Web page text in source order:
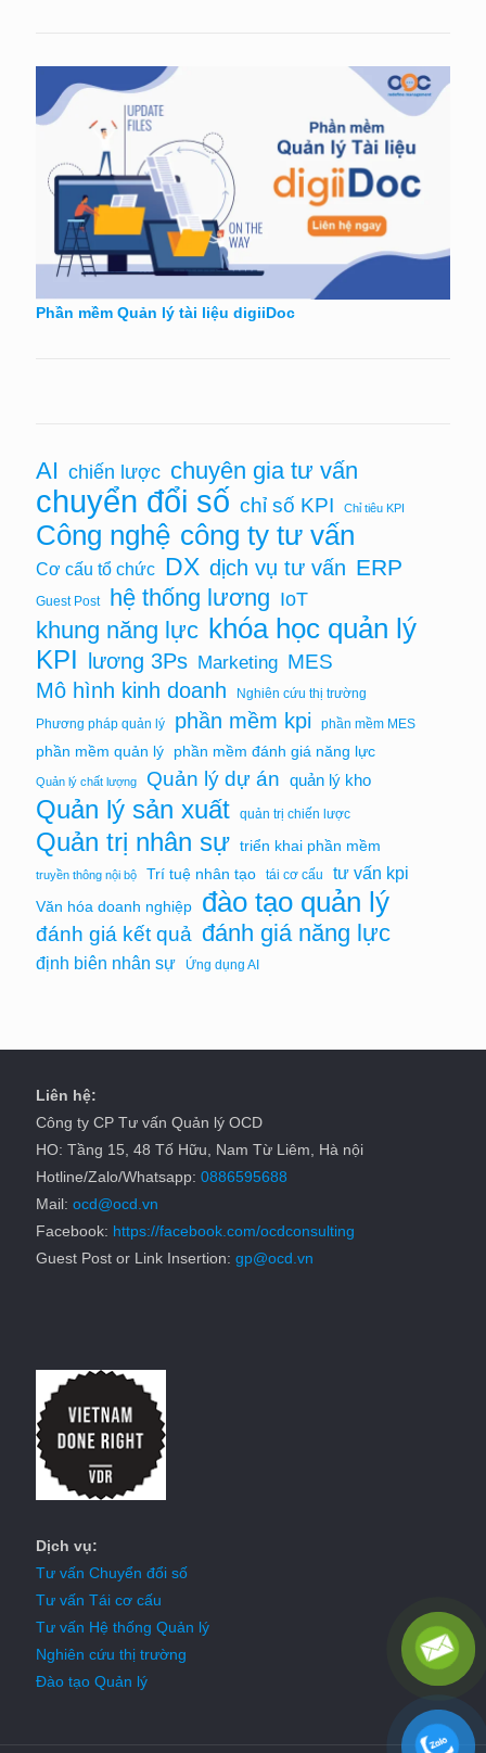
Phần mềm Quản lý tài liệu digiiDoc
AI chiến lược chuyên gia tư vấn
chuyển đổi số chỉ số KPI Chỉ tiêu KPI
Công nghệ công ty tư vấn
Cơ cấu tổ chức DX dịch vụ tư vấn ERP
Guest Post hệ thống lương IoT
khung năng lực khóa học quản lý
KPI lương 3Ps Marketing MES
Mô hình kinh doanh
Nghiên cứu thị trường
Phương pháp quản lý
phần mềm kpi phần mềm MES
phần mềm quản lý phần mềm đánh giá năng lực
Quản lý chất lượng Quản lý dự án quản lý kho
Quản lý sản xuất quản trị chiến lược
Quản trị nhân sự triển khai phần mềm
truyền thông nội bộ Trí tuệ nhân tạo tái cơ cấu tư vấn kpi
Văn hóa doanh nghiệp đào tạo quản lý
đánh giá kết quả đánh giá năng lực
định biên nhân sự Ứng dụng AI
Liên hệ:
Công ty CP Tư vấn Quản lý OCD
HO: Tầng 15, 48 Tố Hữu, Nam Từ Liêm, Hà nội
Hotline/Zalo/Whatsapp: 0886595688
Mail: ocd@ocd.vn
Facebook: https://facebook.com/ocdconsulting
Guest Post or Link Insertion: gp@ocd.vn
Dịch vụ:
Tư vấn Chuyển đổi số
Tư vấn Tái cơ cấu
Tư vấn Hệ thống Quản lý
Nghiên cứu thị trường
Đào tạo Quản lý